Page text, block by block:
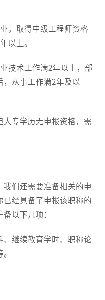
，取得中级工程师资格
以上。
技术工作满2年以上，部
，从事工作满2年及以
大专学历无申报资格，需
们还需要准备相关的申
经具备了申报该职称的
以下几项：
、继续教育学时、职称论